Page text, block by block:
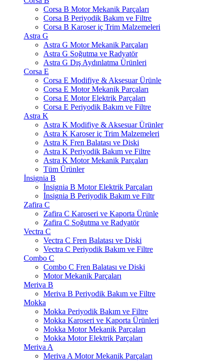
Corsa B Motor Mekanik Parçaları
Corsa B Periyodik Bakım ve Filtre
Corsa B Karoser iç Trim Malzemeleri
Astra G
Astra G Motor Mekanik Parçaları
Astra G Soğutma ve Radyatör
Astra G Dış Aydınlatma Ürünleri
Corsa E
Corsa E Modifiye & Aksesuar Ürünle
Corsa E Motor Mekanik Parçaları
Corsa E Motor Elektrik Parçaları
Corsa E Periyodik Bakım ve Filtre
Astra K
Astra K Modifiye & Aksesuar Ürünler
Astra K Karoser iç Trim Malzemeleri
Astra K Fren Balatası ve Diski
Astra K Periyodik Bakım ve Filtre
Astra K Motor Mekanik Parçaları
Tüm Ürünler
İnsignia B
İnsignia B Motor Elektrik Parçaları
İnsignia B Periyodik Bakım ve Filtr
Zafira C
Zafira C Karoseri ve Kaporta Ürünle
Zafira C Soğutma ve Radyatör
Vectra C
Vectra C Fren Balatası ve Diski
Vectra C Periyodik Bakım ve Filtre
Combo C
Combo C Fren Balatası ve Diski
Motor Mekanik Parçaları
Meriva B
Meriva B Periyodik Bakım ve Filtre
Mokka
Mokka Periyodik Bakım ve Filtre
Mokka Karoseri ve Kaporta Ürünleri
Mokka Motor Mekanik Parçaları
Mokka Motor Elektrik Parçaları
Meriva A
Meriva A Motor Mekanik Parçaları